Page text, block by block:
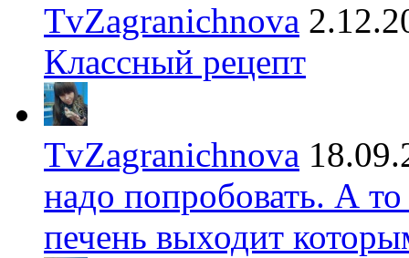
TvZagranichnova
Классный рецепт
TvZagranichnova
надо попробовать. А
печень выходит